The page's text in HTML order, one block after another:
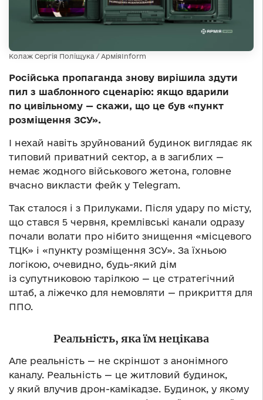
Колаж Сергія Поліщука / АрміяInform
Російська пропаганда знову вирішила здути
пил з шаблонного сценарію: якщо вдарили
по цивільному — скажи, що це був «пункт
розміщення ЗСУ».
І нехай навіть зруйнований будинок виглядає як
типовий приватний сектор, а в загиблих —
немає жодного військового жетона, головне
вчасно викласти фейк у Тelegram.
Так сталося і з Прилуками. Після удару по місту,
що стався 5 червня, кремлівські канали одразу
почали волати про нібито знищення «місцевого
ТЦК» і «пункту розміщення ЗСУ». За їхньою
логікою, очевидно, будь-який дім
із супутниковою тарілкою — це стратегічний
штаб, а ліжечко для немовляти — прикриття для
ППО.
Реальність, яка їм нецікава
Але реальність — не скріншот з анонімного
каналу. Реальність — це житловий будинок,
у який влучив дрон-камікадзе. Будинок, у якому